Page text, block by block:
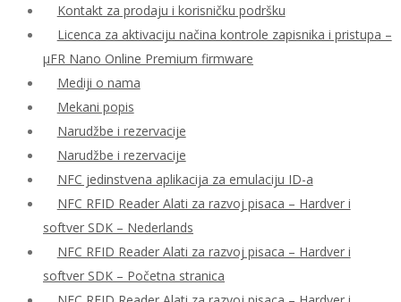
Kontakt za prodaju i korisničku podršku
Licenca za aktivaciju načina kontrole zapisnika i pristupa –
μFR Nano Online Premium firmware
Mediji o nama
Mekani popis
Narudžbe i rezervacije
Narudžbe i rezervacije
NFC jedinstvena aplikacija za emulaciju ID-a
NFC RFID Reader Alati za razvoj pisaca – Hardver i
softver SDK – Nederlands
NFC RFID Reader Alati za razvoj pisaca – Hardver i
softver SDK – Početna stranica